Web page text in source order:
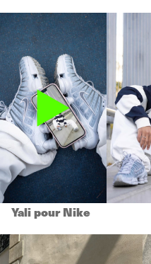
Yali pour Nike